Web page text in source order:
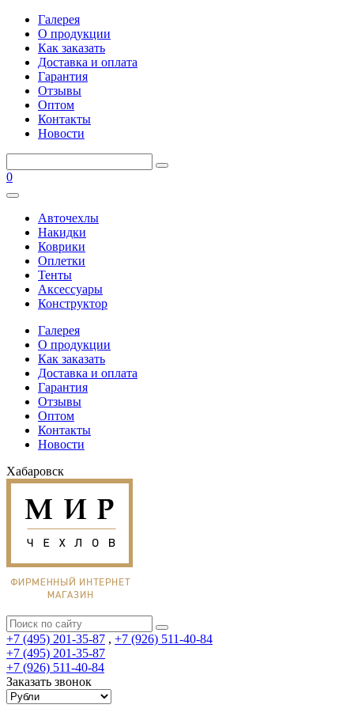
Галерея
О продукции
Как заказать
Доставка и оплата
Гарантия
Отзывы
Оптом
Контакты
Новости
0
Авточехлы
Накидки
Коврики
Оплетки
Тенты
Аксессуары
Конструктор
Галерея
О продукции
Как заказать
Доставка и оплата
Гарантия
Отзывы
Оптом
Контакты
Новости
Хабаровск
+7 (495) 201-35-87 , +7 (926) 511-40-84
+7 (495) 201-35-87
+7 (926) 511-40-84
Заказать звонок